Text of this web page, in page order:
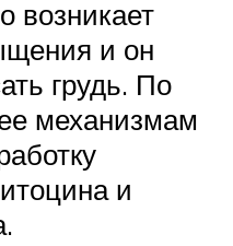
возникает
и он
грудь. По
механизмам
и